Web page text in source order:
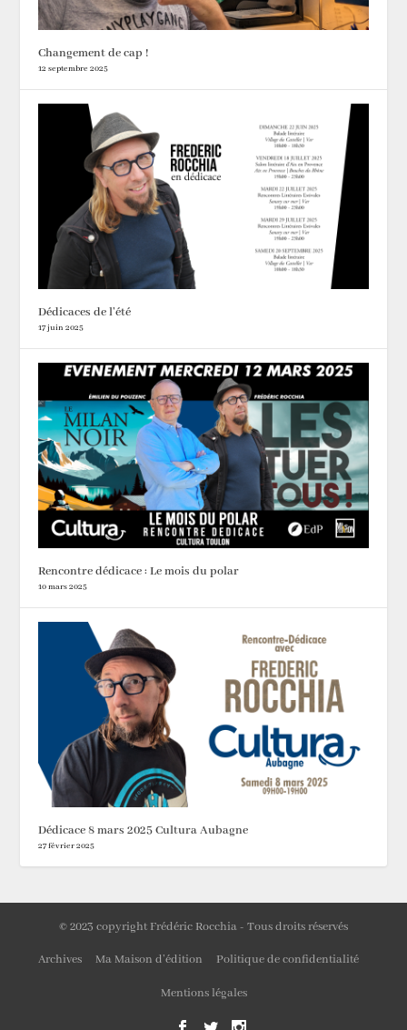
Changement de cap !
12 septembre 2025
Dédicaces de l’été
17 juin 2025
Rencontre dédicace : Le mois du polar
10 mars 2025
Dédicace 8 mars 2025 Cultura Aubagne
27 février 2025
© 2023 copyright Frédéric Rocchia - Tous droits réservés
Archives Ma Maison d’édition Politique de confidentialité
Mentions légales